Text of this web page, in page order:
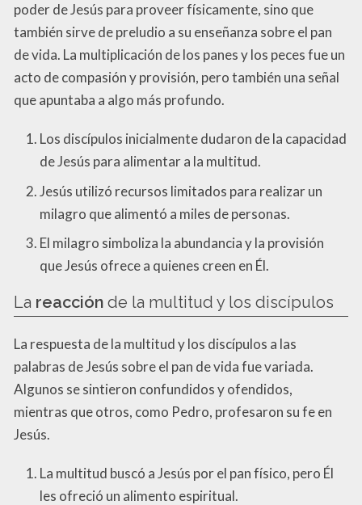
poder de Jesús para proveer físicamente, sino que
también sirve de preludio a su enseñanza sobre el pan
de vida. La multiplicación de los panes y los peces fue un
acto de compasión y provisión, pero también una señal
que apuntaba a algo más profundo.
Los discípulos inicialmente dudaron de la capacidad
de Jesús para alimentar a la multitud.
Jesús utilizó recursos limitados para realizar un
milagro que alimentó a miles de personas.
El milagro simboliza la abundancia y la provisión
que Jesús ofrece a quienes creen en Él.
La reacción de la multitud y los discípulos
La respuesta de la multitud y los discípulos a las
palabras de Jesús sobre el pan de vida fue variada.
Algunos se sintieron confundidos y ofendidos,
mientras que otros, como Pedro, profesaron su fe en
Jesús.
La multitud buscó a Jesús por el pan físico, pero Él
les ofreció un alimento espiritual.